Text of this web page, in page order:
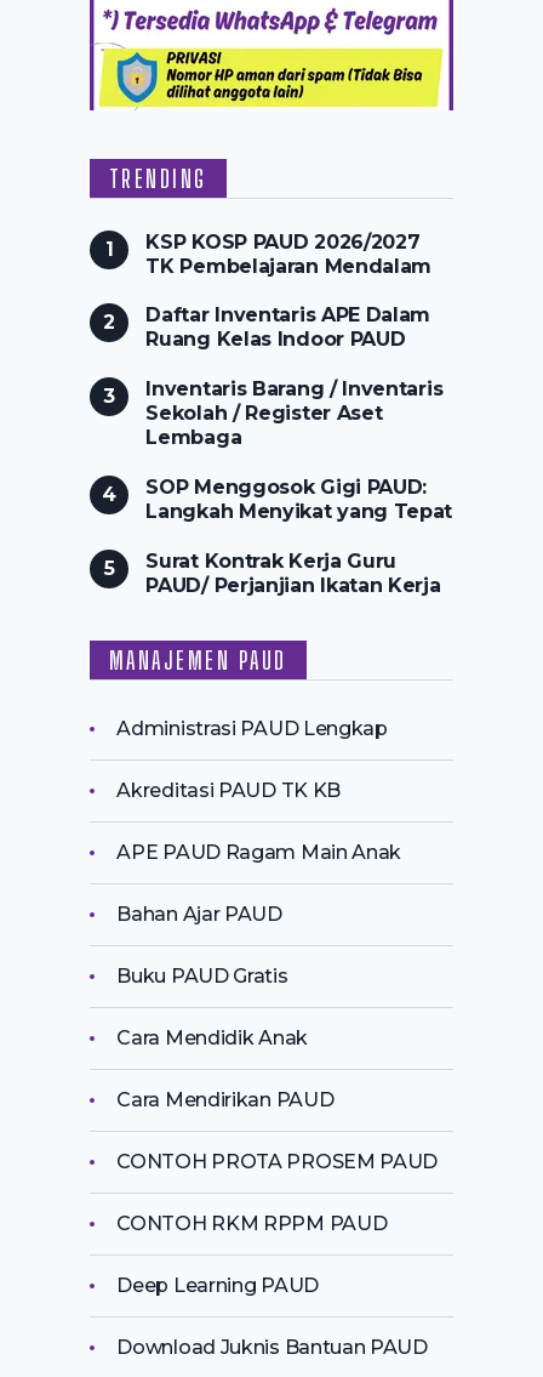
TRENDING
KSP KOSP PAUD 2026/2027
TK Pembelajaran Mendalam
Daftar Inventaris APE Dalam
Ruang Kelas Indoor PAUD
Inventaris Barang / Inventaris
Sekolah / Register Aset
Lembaga
SOP Menggosok Gigi PAUD:
Langkah Menyikat yang Tepat
Surat Kontrak Kerja Guru
PAUD/ Perjanjian Ikatan Kerja
MANAJEMEN PAUD
Administrasi PAUD Lengkap
Akreditasi PAUD TK KB
APE PAUD Ragam Main Anak
Bahan Ajar PAUD
Buku PAUD Gratis
Cara Mendidik Anak
Cara Mendirikan PAUD
CONTOH PROTA PROSEM PAUD
CONTOH RKM RPPM PAUD
Deep Learning PAUD
Download Juknis Bantuan PAUD